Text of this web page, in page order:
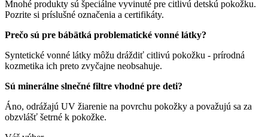
Mnohé produkty sú špeciálne vyvinuté pre citlivú detskú pokožku.
Pozrite si príslušné označenia a certifikáty.
Prečo sú pre bábätká problematické vonné látky?
Syntetické vonné látky môžu dráždiť citlivú pokožku - prírodná
kozmetika ich preto zvyčajne neobsahuje.
Sú minerálne slnečné filtre vhodné pre deti?
Áno, odrážajú UV žiarenie na povrchu pokožky a považujú sa za
obzvlášť šetrné k pokožke.